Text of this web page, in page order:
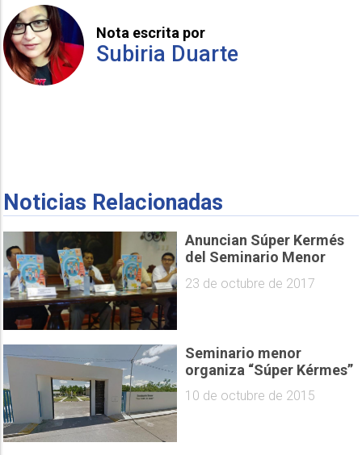
Nota escrita por
Subiria Duarte
Noticias Relacionadas
Anuncian Súper Kermés
del Seminario Menor
23 de octubre de 2017
Seminario menor
organiza “Súper Kérmes”
10 de octubre de 2015